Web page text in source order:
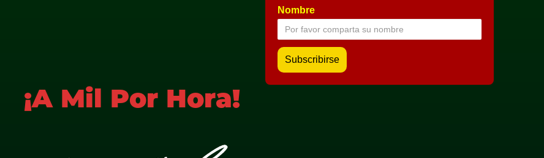
Nombre
¡A Mil Por Hora!